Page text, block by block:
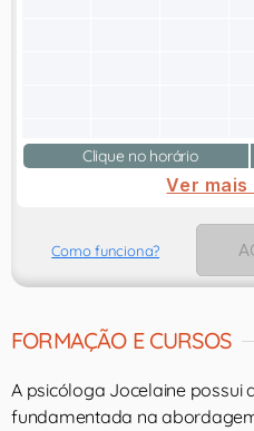
Clique no horário
Ver
Como funciona?
FORMAÇÃO E CURSOS
A psicóloga Jocelaine possui
fundamentada na